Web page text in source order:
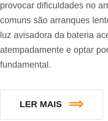
provocar dificuldades no
comuns são arranques
luz avisadora da bateria
atempadamente e optar
fundamental.
LER MAIS